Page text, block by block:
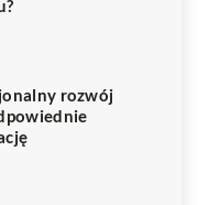
rozwój